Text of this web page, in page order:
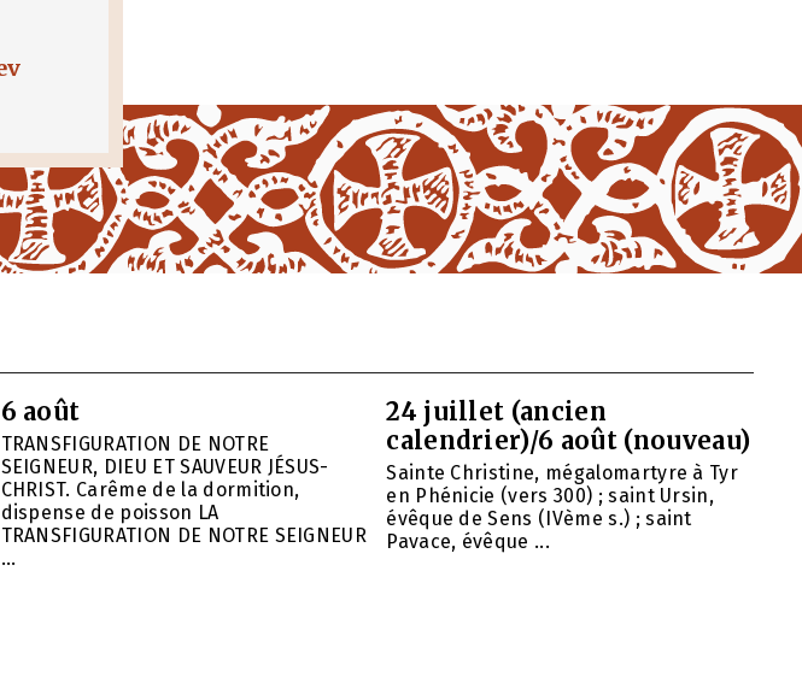
6 août
TRANSFIGURATION DE NOTRE
SEIGNEUR, DIEU ET SAUVEUR JÉSUS-
CHRIST. Carême de la dormition,
dispense de poisson LA
TRANSFIGURATION DE NOTRE SEIGNEUR
...
24 juillet (ancien
calendrier)/6 août (nouveau)
Sainte Christine, mégalomartyre à Tyr
en Phénicie (vers 300) ; saint Ursin,
évêque de Sens (IVème s.) ; saint
Pavace, évêque ...